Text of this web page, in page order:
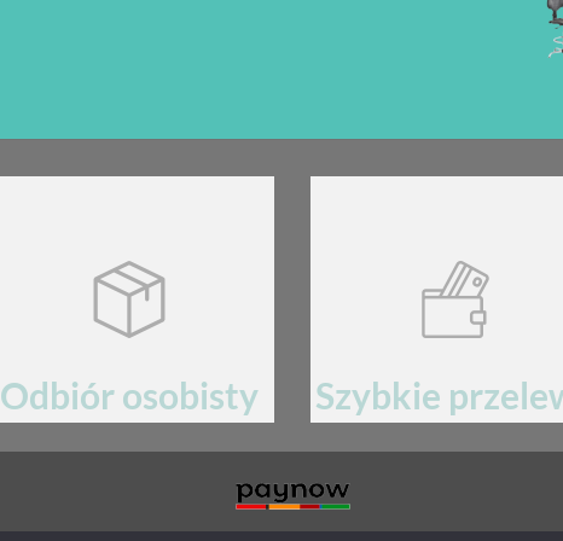
Odbiór osobisty Szybkie